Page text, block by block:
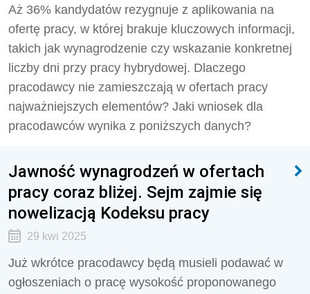
Aż 36% kandydatów rezygnuje z aplikowania na
ofertę pracy, w której brakuje kluczowych informacji,
takich jak wynagrodzenie czy wskazanie konkretnej
liczby dni przy pracy hybrydowej. Dlaczego
pracodawcy nie zamieszczają w ofertach pracy
najważniejszych elementów? Jaki wniosek dla
pracodawców wynika z poniższych danych?
Jawność wynagrodzeń w ofertach
pracy coraz bliżej. Sejm zajmie się
nowelizacją Kodeksu pracy
29 kwi 2025
Już wkrótce pracodawcy będą musieli podawać w
ogłoszeniach o pracę wysokość proponowanego